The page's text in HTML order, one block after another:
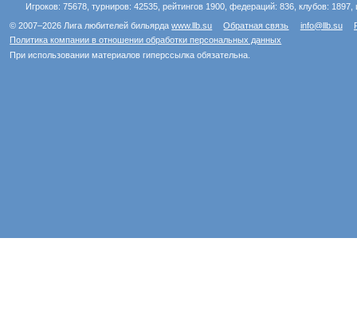
Игроков: 75678, турниров: 42535, рейтингов 1900, федераций: 836, клубов:
© 2007–2026 Лига любителей бильярдаwww.llb.su Обратная связь info@llb.su
Политика компании в отношении обработки персональных данных
При использовании материалов гиперссылка обязательна.